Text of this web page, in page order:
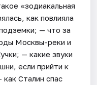
«зодиакальная
как повлияла
— что за
Москвы-реки и
— какие звуки
если прийти к
Сталин спас